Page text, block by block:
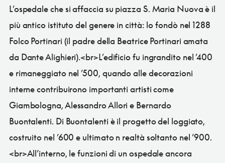
L’ospedale che si affaccia su piazza S. Maria Nuova è il
più antico istituto del genere in città: lo fondò nel 1288
Folco Portinari (il padre della Beatrice Portinari amata
da Dante Alighieri).<br>L’edificio fu ingrandito nel ’400
e rimaneggiato nel ’500, quando alle decorazioni
interne contribuirono importanti artisti come
Giambologna, Alessandro Allori e Bernardo
Buontalenti. Di Buontalenti è il progetto del loggiato,
costruito nel ’600 e ultimato n realtà soltanto nel ’900.
<br>All’interno, le funzioni di un ospedale ancora